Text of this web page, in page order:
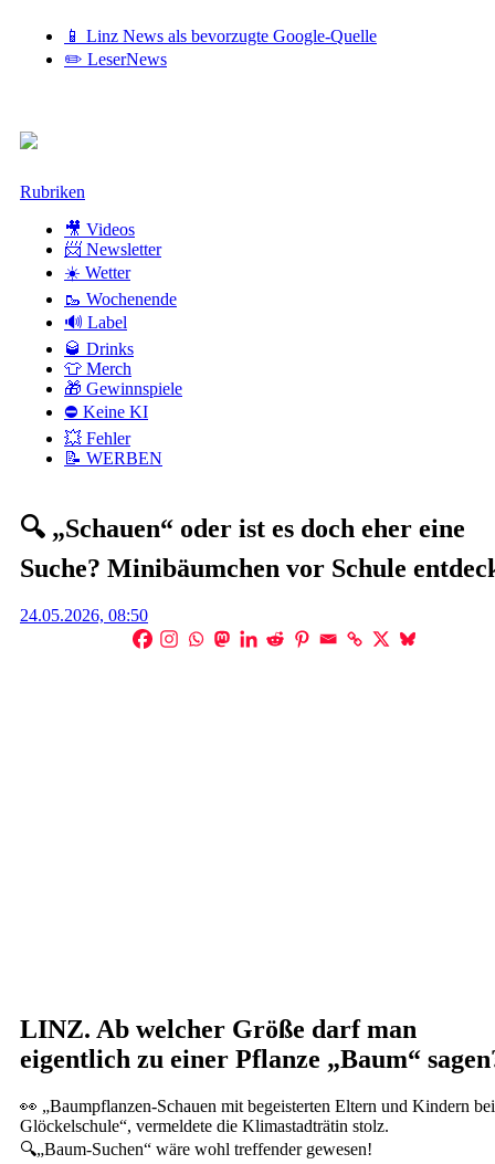
📱 Linz News als bevorzugte Google-Quelle
✏️ LeserNews
Zum
Rubriken
🎥 Videos
📨 Newsletter
☀️ Wetter
🥾 Wochenende
🔊 Label
🥃 Drinks
👕 Merch
🎁 Gewinnspiele
⛔ Keine KI
💥 Fehler
📝 WERBEN
🔍 „Schauen“ oder ist es doch eher eine
Suche? Minibäumchen vor Schule
Posted
24.05.2026, 08:50
LINZ. Ab welcher Größe darf man
eigentlich zu einer Pflanze „Baum“
👀 „Baumpflanzen-Schauen mit begeisterten Eltern und Kindern
Glöckelschule“, vermeldete die Klimastadträtin stolz.
🔍„Baum-Suchen“ wäre wohl treffender gewesen!